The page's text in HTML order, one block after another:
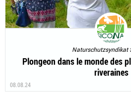
Naturschutzsyndikat
Plongeon dans le monde des
riveraines
08.08.24